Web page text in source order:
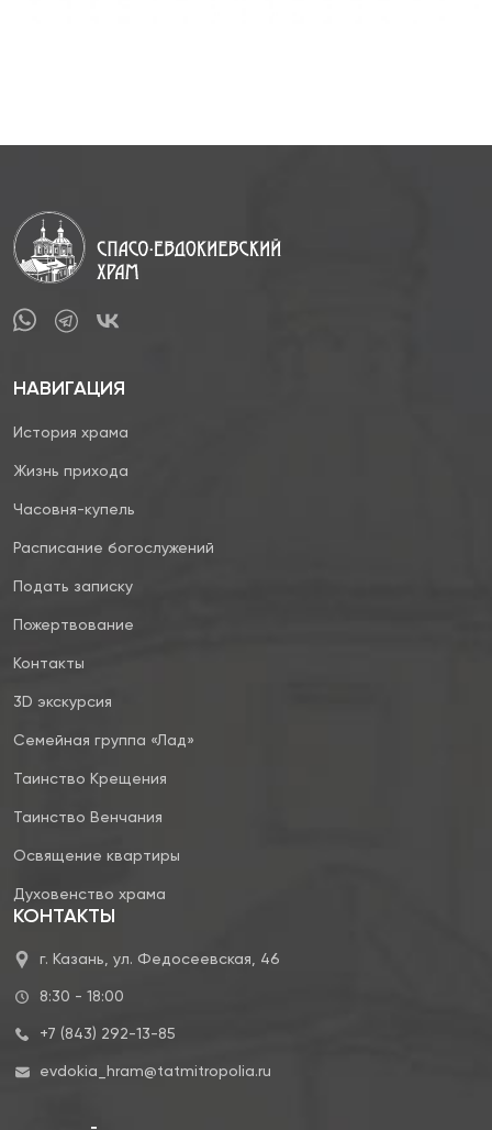
НАВИГАЦИЯ
История храма
Жизнь прихода
Часовня-купель
Расписание богослужений
Подать записку
Пожертвование
Контакты
3D экскурсия
Семейная группа «Лад»
Таинство Крещения
Таинство Венчания
Освящение квартиры
Духовенство храма
КОНТАКТЫ
г. Казань, ул. Федосеевская, 46
8:30 - 18:00
+7 (843) 292-13-85
evdokia_hram@tatmitropolia.ru